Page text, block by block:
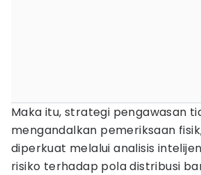
Maka itu, strategi pengawasan
mengandalkan pemeriksaan
diperkuat melalui analisis
risiko terhadap pola distribusi